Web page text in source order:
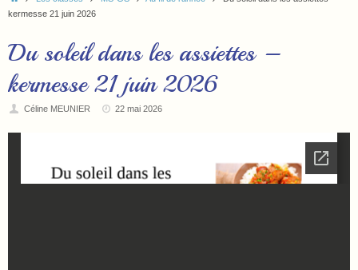
kermesse 21 juin 2026
Du soleil dans les assiettes –
kermesse 21 juin 2026
Céline MEUNIER 22 mai 2026